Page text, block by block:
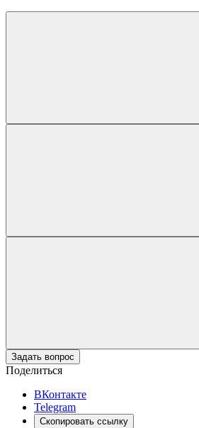
Задать вопрос
Поделиться
ВКонтакте
Telegram
Скопировать ссылку